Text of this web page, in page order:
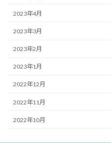
2023年4月
2023年3月
2023年2月
2023年1月
2022年12月
2022年11月
2022年10月